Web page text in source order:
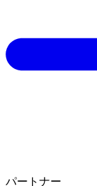
パートナー